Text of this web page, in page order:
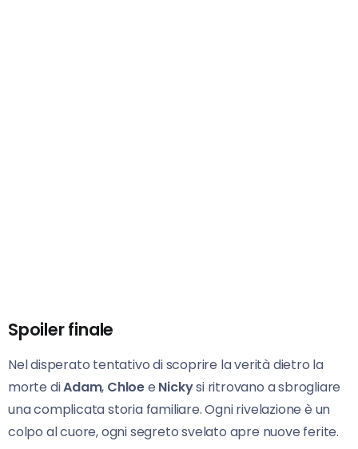
Spoiler finale
Nel disperato tentativo di scoprire la verità dietro la
morte diAdam, Chloee Nickysi ritrovano a sbrogliare
una complicata storia familiare. Ogni rivelazione è un
colpo al cuore, ogni segreto svelato apre nuove ferite.